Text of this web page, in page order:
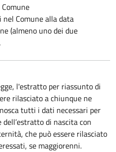
nel Comune alla data
(almeno uno dei due
l'estratto per riassunto di
rilasciato a chiunque ne
tutti i dati necessari per
dell’estratto di nascita con
che può essere rilasciato
se maggiorenni.